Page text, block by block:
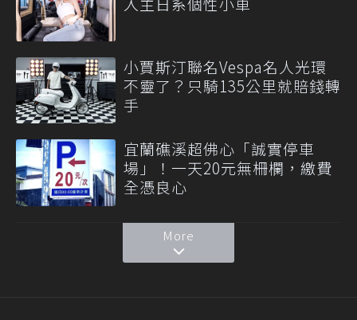
小賈斯汀聯名Vespa名人光環
不靈了？只騎135公里就賠錢轉
手
宜蘭礁溪超佛心「誠實停車
場」！一天20元無柵欄，繳費
全憑良心
More